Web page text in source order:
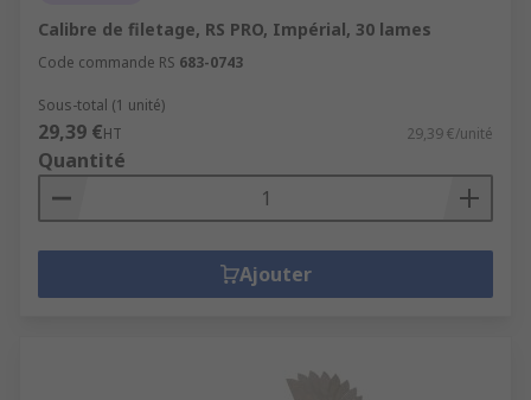
Calibre de filetage, RS PRO, Impérial, 30 lames
Code commande RS 683-0743
Sous-total (1 unité)
29,39 €HT 29,39 €/unité
Quantité
Ajouter